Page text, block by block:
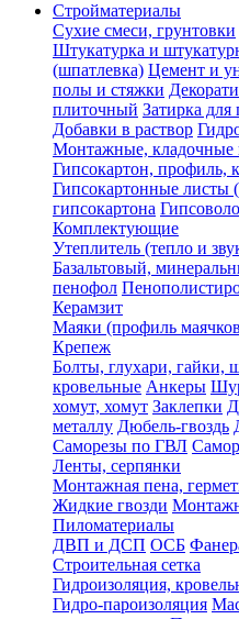
Стройматериалы
Сухие смеси, грунтовки
Штукатурка и
(шпатлевка) Цемент и
полы и стяжки
плиточный Затирка для
Добавки в раствор
Монтажные, кладочные
Гипсокартон, профиль,
Гипсокартонные листы
гипсокартона
Комплектующие
Утеплитель (тепло и
Базальтовый,
пенофол
Керамзит
Маяки (профиль
Крепеж
Болты, глухари, гайки,
кровельные Анкеры
хомут, хомут Заклепки
металлу Дюбель-гвоздь
Саморезы по ГВЛ
Ленты, серпянки
Монтажная пена,
Жидкие гвозди
Пиломатериалы
ДВП и ДСП ОСБ
Строительная сетка
Гидроизоляция,
Гидро-пароизоляция